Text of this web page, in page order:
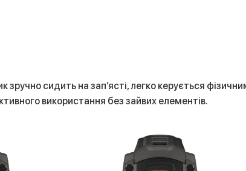
сидить на зап’ясті, легко керується
використання без зайвих елементів.